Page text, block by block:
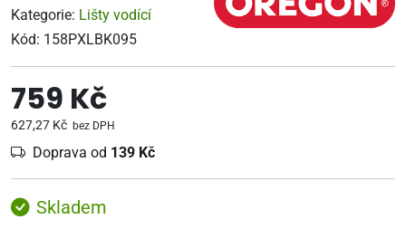
Kategorie: Lišty vodící
Kód: 158PXLBK095
759 Kč
627,27 Kč bez DPH
Doprava od 139 Kč
Skladem